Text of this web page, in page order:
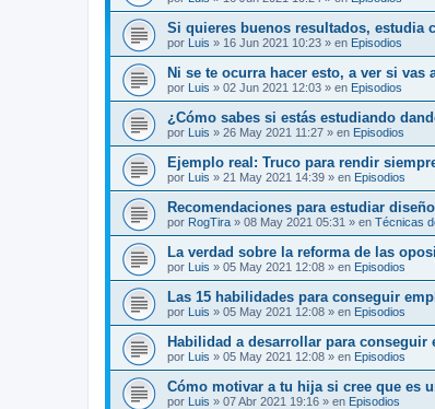
Si quieres buenos resultados, estudia
por Luis » 16 Jun 2021 10:23 » en Episodios
Ni se te ocurra hacer esto, a ver si vas
por Luis » 02 Jun 2021 12:03 » en Episodios
¿Cómo sabes si estás estudiando
por Luis » 26 May 2021 11:27 » en Episodios
Ejemplo real: Truco para rendir
por Luis » 21 May 2021 14:39 » en Episodios
Recomendaciones para estudiar diseño
por RogTira » 08 May 2021 05:31 » en Técnicas
La verdad sobre la reforma de las
por Luis » 05 May 2021 12:08 » en Episodios
Las 15 habilidades para conseguir
por Luis » 05 May 2021 12:08 » en Episodios
Habilidad a desarrollar para conseguir
por Luis » 05 May 2021 12:08 » en Episodios
Cómo motivar a tu hija si cree que es
por Luis » 07 Abr 2021 19:16 » en Episodios